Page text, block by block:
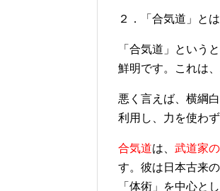
２．「合気道」とは
「合気道」という
鮮明です。これは
悪く言えば、横綱
利用し、力を使わ
合気道は、 武道家
す。彼は日本古来
「体術」を中心と